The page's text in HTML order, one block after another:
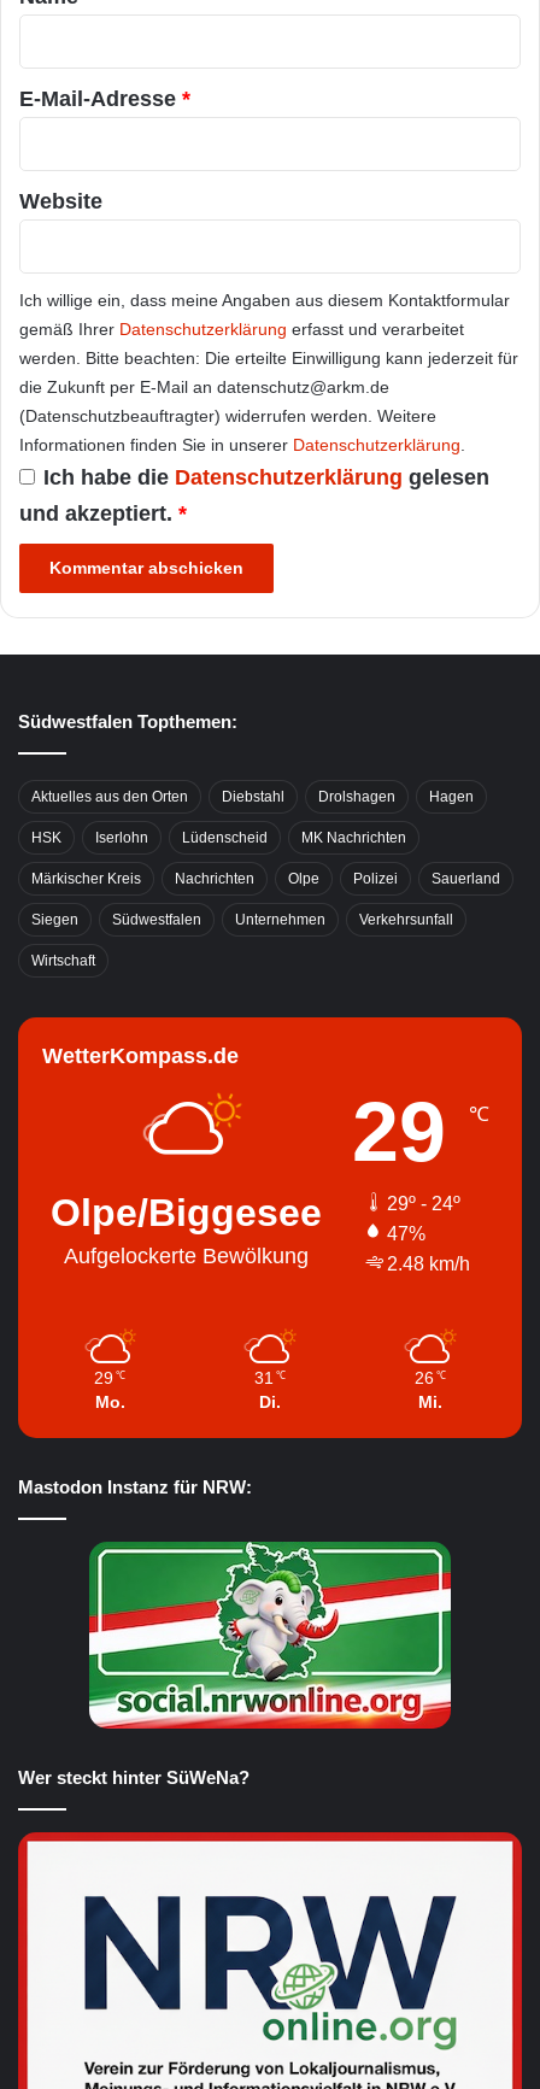
r
*
E-Mail-Adresse *
Website
Ich willige ein, dass meine Angaben aus diesem Kontaktformular
gemäß Ihrer Datenschutzerklärung erfasst und verarbeitet
werden. Bitte beachten: Die erteilte Einwilligung kann jederzeit für
die Zukunft per E-Mail an datenschutz@arkm.de
(Datenschutzbeauftragter) widerrufen werden. Weitere
Informationen finden Sie in unserer Datenschutzerklärung
Ich habe die Datenschutzerklärung gelesen
und akzeptiert. *
Südwestfalen Topthemen:
Aktuelles aus den Orten Diebstahl Drolshagen Hagen
HSK Iserlohn Lüdenscheid MK Nachrichten
Märkischer Kreis Nachrichten Olpe Polizei Sauerland
Siegen Südwestfalen Unternehmen Verkehrsunfall
Wirtschaft
WetterKompass.de
Olpe/Biggesee
Aufgelockerte Bewölkung
29 ℃
29º - 24º
47%
2.48 km/h
29 ℃
Mo.
31 ℃
Di.
26 ℃
Mi.
Mastodon Instanz für NRW:
Wer steckt hinter SüWeNa?